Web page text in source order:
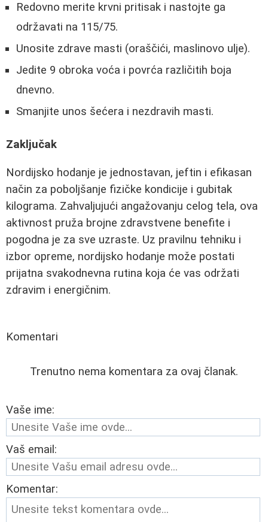
Redovno merite krvni pritisak i nastojte ga
održavati na 115/75.
Unosite zdrave masti (oraščići, maslinovo ulje).
Jedite 9 obroka voća i povrća različitih boja
dnevno.
Smanjite unos šećera i nezdravih masti.
Zaključak
Nordijsko hodanje je jednostavan, jeftin i efikasan
način za poboljšanje fizičke kondicije i gubitak
kilograma. Zahvaljujući angažovanju celog tela, ova
aktivnost pruža brojne zdravstvene benefite i
pogodna je za sve uzraste. Uz pravilnu tehniku i
izbor opreme, nordijsko hodanje može postati
prijatna svakodnevna rutina koja će vas održati
zdravim i energičnim.
Komentari
Trenutno nema komentara za ovaj članak.
Vaše ime:
Vaš email:
Komentar: